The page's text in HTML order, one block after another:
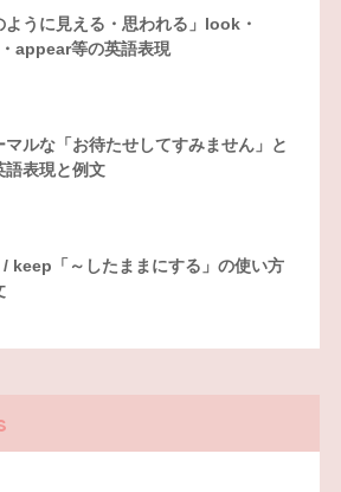
ように見える・思われる」look・
appear等の英語表現
マルな「お待たせしてすみません」と
語表現と例文
keep「～したままにする」の使い方